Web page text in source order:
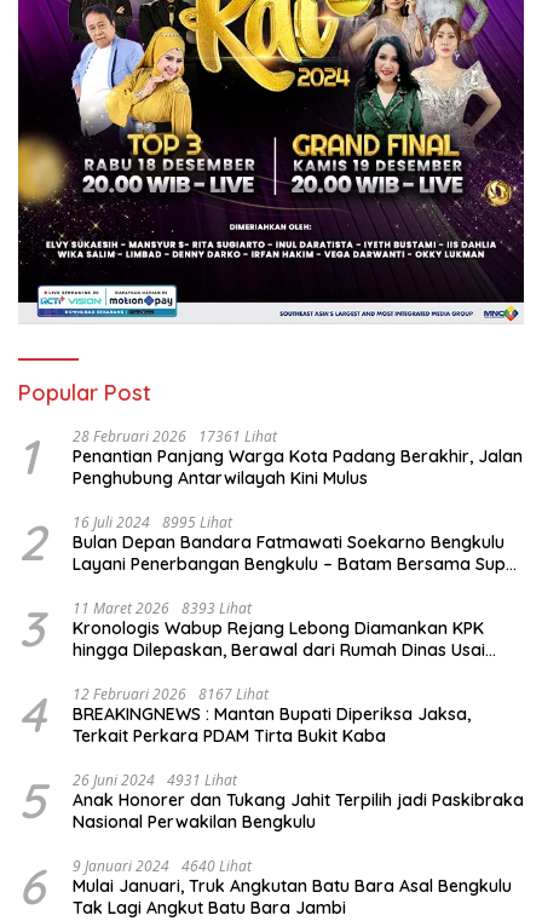
Popular Post
1 28 Februari 2026 17361 Lihat
Penantian Panjang Warga Kota Padang Berakhir, Jalan
Penghubung Antarwilayah Kini Mulus
2 16 Juli 2024 8995 Lihat
Bulan Depan Bandara Fatmawati Soekarno Bengkulu
Layani Penerbangan Bengkulu – Batam Bersama Super
3 11 Maret 2026 8393 Lihat
Kronologis Wabup Rejang Lebong Diamankan KPK
hingga Dilepaskan, Berawal dari Rumah Dinas Usai
4 12 Februari 2026 8167 Lihat
BREAKINGNEWS : Mantan Bupati Diperiksa Jaksa,
Terkait Perkara PDAM Tirta Bukit Kaba
5 26 Juni 2024 4931 Lihat
Anak Honorer dan Tukang Jahit Terpilih jadi Paskibraka
Nasional Perwakilan Bengkulu
6 9 Januari 2024 4640 Lihat
Mulai Januari, Truk Angkutan Batu Bara Asal Bengkulu
Tak Lagi Angkut Batu Bara Jambi